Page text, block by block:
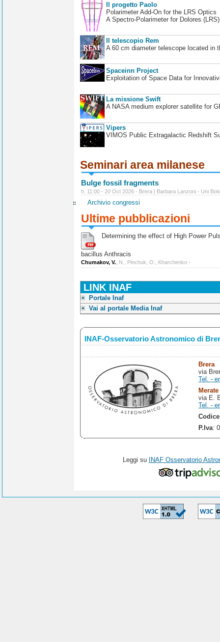
Il progetto Paolo
Polarimeter Add-On for the LRS Optics
A Spectro-Polarimeter for Dolores
Il telescopio Rem
A 60 cm diameter telescope located in
Spaceinn Project
Exploitation of Space Data for
La missione Swift
A NASA medium explorer satellite for
Vipers
VIMOS Public Extragalactic Redshift
Seminari area milanese
Bulge fossil fragments
h. 11:00 - 20 Oct 2026 - Brera | Barbara Lanzoni - Uni
Archivio congressi
Ultime pubblicazioni
Determining the effect of High Power
bacillus Anthracis
Chumakov, V. , N., Pinchuk, O., Kharchenko -
LINK INAF
Portale Inaf
Vai al portale Media Inaf
INAF-Osservatorio Astronomico di
Brera
via
Tel. -
Merate
via E.
Tel. -
P.Iva:
Leggi su INAF Osservatorio